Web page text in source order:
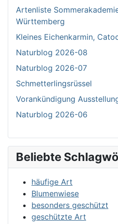
Artenliste
Württemberg
Kleines Eichenkarmin,
Naturblog 2026-08
Naturblog 2026-07
Schmetterlingsrüssel
Vorankündigung
Naturblog 2026-06
Beliebte
häufige Art
Blumenwiese
besonders geschützt
geschützte Art